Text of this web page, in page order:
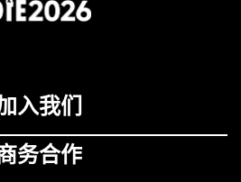
出独一无二的视觉
会议空间及7个活
空间组成，打造面
科创思想、文化、
入我们
务合作